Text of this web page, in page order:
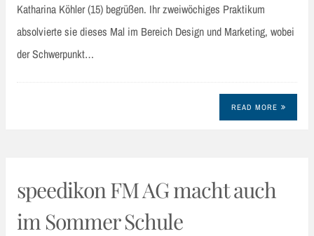
Katharina Köhler (15) begrüßen. Ihr zweiwöchiges Praktikum
absolvierte sie dieses Mal im Bereich Design und Marketing, wobei
der Schwerpunkt…
READ MORE
speedikon FM AG macht auch
im Sommer Schule